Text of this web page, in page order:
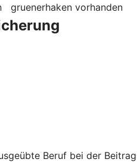
gruenerhaken vorhanden
Beruf bei der